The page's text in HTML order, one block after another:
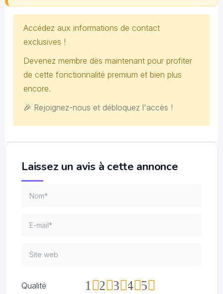
Accédez aux informations de contact
exclusives !
Devenez membre dès maintenant pour profiter
de cette fonctionnalité premium et bien plus
encore.
🎉 Rejoignez-nous et débloquez l'accès !
Laissez un avis à cette annonce
Qualité 5
4
3
2
1